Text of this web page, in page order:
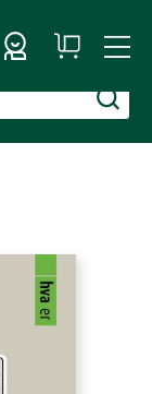
Logg inn
Handlekurv